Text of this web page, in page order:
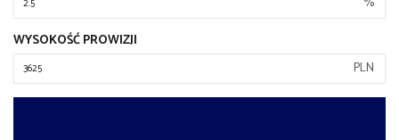
WYSOKOŚĆ PROWIZJI
PLN